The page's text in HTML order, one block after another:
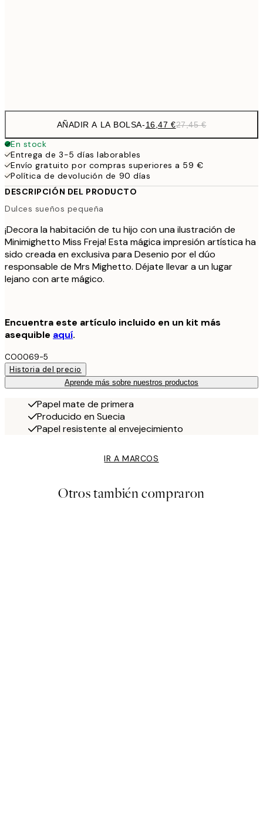
AÑADIR A LA BOLSA-16,47 €27,45 €
En stock
Entrega de 3-5 días laborables
Envío gratuito por compras superiores a 59 €
Política de devolución de 90 días
DESCRIPCIÓN DEL PRODUCTO
Dulces sueños pequeña
¡Decora la habitación de tu hijo con una ilustración de
Minimighetto Miss Freja! Esta mágica impresión artística ha
sido creada en exclusiva para Desenio por el dúo
responsable de Mrs Mighetto. Déjate llevar a un lugar
lejano con arte mágico.
Encuentra este artículo incluido en un kit más
asequible aquí.
CO0069-5
Historia del precio
Aprende más sobre nuestros productos
Papel mate de primera
Producido en Suecia
Papel resistente al envejecimiento
IR A MARCOS
Otros también compraron